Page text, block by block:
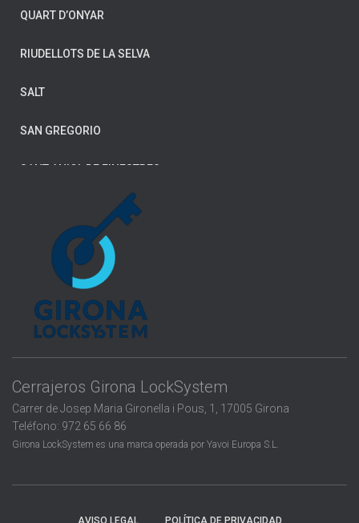
FORNELLS DE LA SELVA
GIRONA
HOSTALRIC
L’ESCALA
LES PLANES D’HOSTOLES
LLAGOSTERA
LLORET DE MAR
QUART D’ONYAR
RIUDELLOTS DE LA SELVA
SALT
SAN GREGORIO
SANT ANIOL DE FINESTRES
SANT FELIU DE GUÍXOLS
SANTA COLOMA DE FARNERS
SANTA PAU
SARRIÁ DE TER
SILS
TORRENT
TORROELLA DE MONTGRÍ
Cerrajeros Girona LockSystem
Carrer de Josep Maria Gironella i Pous, 1, 17005 Girona
Teléfono: 972 65 66 86
Girona LockSystem es una marca operada por Yavoi Europa S.L.
AVISO LEGAL POLÍTICA DE PRIVACIDAD